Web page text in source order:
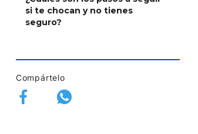
si te chocan y no tienes
seguro?
Compártelo